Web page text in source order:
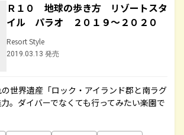
Ｒ１０ 地球の歩き方 リゾートスタ
イル パラオ ２０１９～２０２０
Resort Style
2019.03.13 発売
世界遺産「ロック・アイランド郡と南ラグ
。ダイバーでなくても行ってみたい楽園で